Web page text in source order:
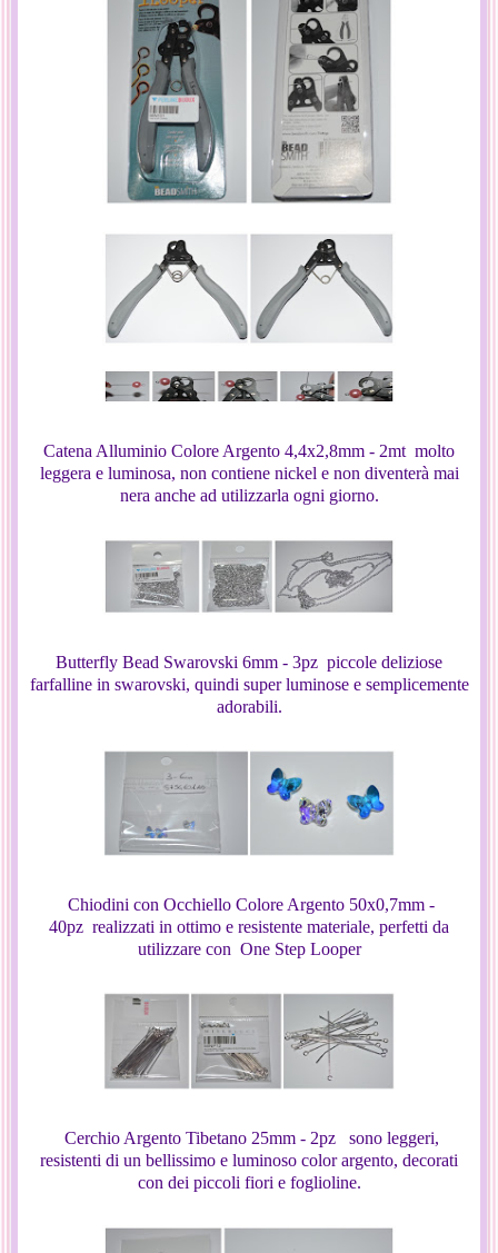
Catena Alluminio Colore Argento 4,4x2,8mm - 2mt molto
leggera e luminosa, non contiene nickel e non diventerà mai
nera anche ad utilizzarla ogni giorno.
Butterfly Bead Swarovski 6mm - 3pz piccole deliziose
farfalline in swarovski, quindi super luminose e semplicemente
adorabili.
Chiodini con Occhiello Colore Argento 50x0,7mm -
40pz realizzati in ottimo e resistente materiale, perfetti da
utilizzare con One Step Looper
Cerchio Argento Tibetano 25mm - 2pz sono leggeri,
resistenti di un bellissimo e luminoso color argento, decorati
con dei piccoli fiori e foglioline.